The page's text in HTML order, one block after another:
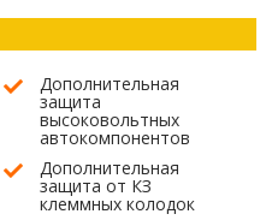
Дополнительная
защита
высоковольтных
автокомпонентов
Дополнительная
защита от КЗ
клеммных колодок